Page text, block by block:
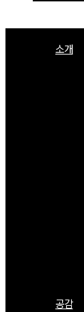
소개
공감